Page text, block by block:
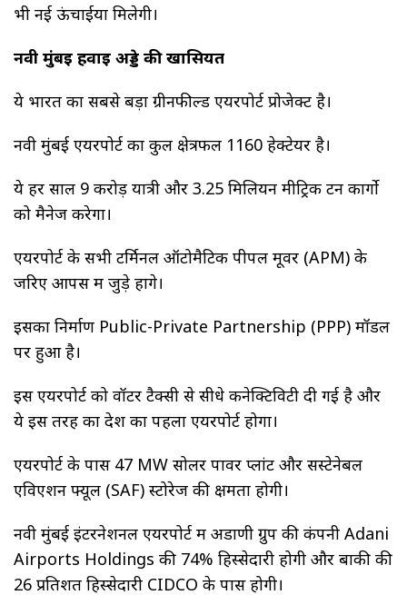
भी नई ऊंचाईया मिलेगी।
नवी मुंबई हवाई अड्डे की खासियत
ये भारत का सबसे बड़ा ग्रीनफील्ड एयरपोर्ट प्रोजेक्ट है।
नवी मुंबई एयरपोर्ट का कुल क्षेत्रफल 1160 हेक्टेयर है।
ये हर साल 9 करोड़ यात्री और 3.25 मिलियन मीट्रिक टन कार्गो
को मैनेज करेगा।
एयरपोर्ट के सभी टर्मिनल ऑटोमैटिक पीपल मूवर (APM) के
जरिए आपस में जुड़े होंगे।
इसका निर्माण Public-Private Partnership (PPP) मॉडल
पर हुआ है।
इस एयरपोर्ट को वॉटर टैक्सी से सीधे कनेक्टिविटी दी गई है और
ये इस तरह का देश का पहला एयरपोर्ट होगा।
एयरपोर्ट के पास 47 MW सोलर पावर प्लांट और सस्टेनेबल
एविएशन फ्यूल (SAF) स्टोरेज की क्षमता होगी।
नवी मुंबई इंटरनेशनल एयरपोर्ट में अडाणी ग्रुप की कंपनी Adani
Airports Holdings की 74% हिस्सेदारी होगी और बाकी की
26 प्रतिशत हिस्सेदारी CIDCO के पास होगी।